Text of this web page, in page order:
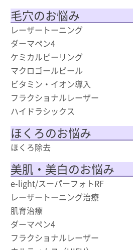
毛穴のお悩み
レーザートーニング
ダーマペン4
ケミカルピーリング
マクロゴールピール
ビタミン・イオン導入
フラクショナルレーザー
ハイドラシックス
ほくろのお悩み
ほくろ除去
美肌・美白のお悩み
e-light/スーパーフォトRF
レーザートーニング治療
肌育治療
ダーマペン4
フラクショナルレーザー